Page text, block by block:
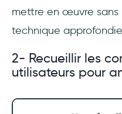
mettre en œuvre sans
technique
2- Recueillir les
utilisateurs pour